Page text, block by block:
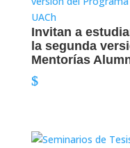
Invitan a
la segunda
Mentorías